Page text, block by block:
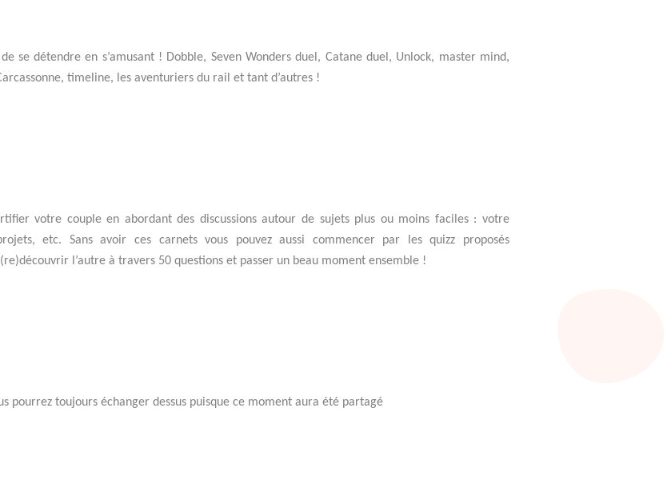
se détendre en s’amusant ! Dobble, Seven Wonders duel, Catane duel, Unlock, master mind,
timeline, les aventuriers du rail et tant d’autres !
votre couple en abordant des discussions autour de sujets plus ou moins faciles : votre
etc. Sans avoir ces carnets vous pouvez aussi commencer par les quizz proposés
l’autre à travers 50 questions et passer un beau moment ensemble !
pourrez toujours échanger dessus puisque ce moment aura été partagé